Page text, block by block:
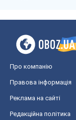
Про компанію
Правова інформація
Реклама на сайті
Редакційна політика